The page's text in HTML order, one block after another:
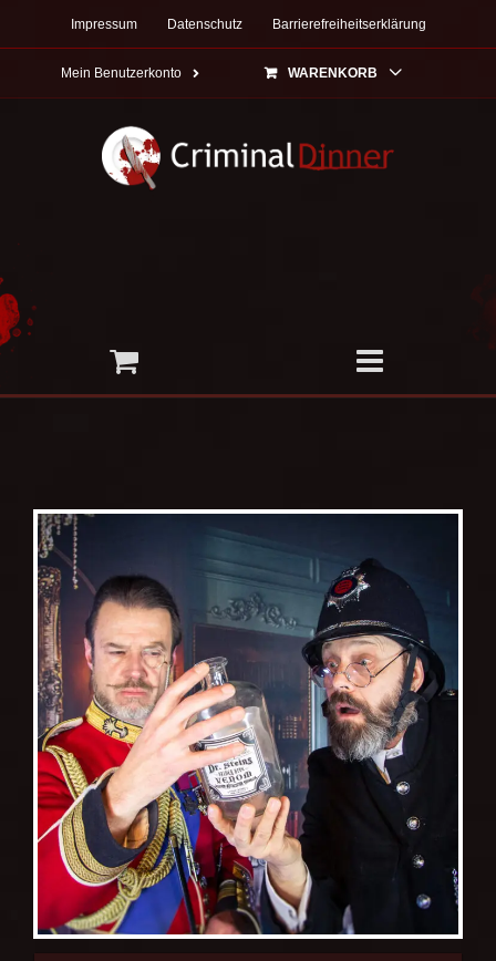
Impressum Datenschutz Barrierefreiheitserklärung
Mein Benutzerkonto WARENKORB